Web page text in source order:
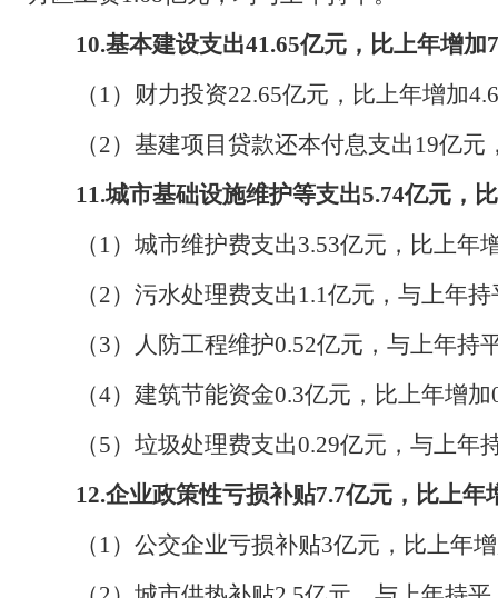
10.基本建设支出41.65亿元，比上年增加
（ 1 ）财力投资22.65亿元，比上年增加
（2）基建项目贷款还本付息支出 19亿元
11.城市基础设施维护等支出5.74亿元，
（ 1 ）城市维护费支出3.53亿元，比上年
（2）污水处理费支出 1.1亿元，与上年持
（3）人防工程维护0.52亿元，与上年持
（4）建筑节能资金0.3亿元，比上年增加
（5）垃圾处理费支出0.29亿元，与上年
12.企业政策性亏损补贴7.7亿元，比上年
（ 1 ）公交企业亏损补贴3亿元，比上年